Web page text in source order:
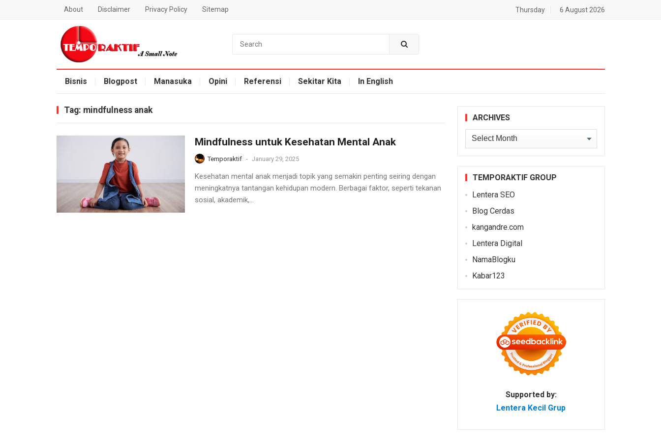
About Disclaimer Privacy Policy Sitemap Thursday 6 August 2026
Blog Temporaktif
Bisnis
Blogpost Manasuka Opini Referensi Sekitar Kita In English
Tag: mindfulness anak
Mindfulness untuk Kesehatan Mental Anak
Temporaktif - January 29, 2025
Kesehatan mental anak menjadi topik yang semakin penting seiring dengan
meningkatnya tantangan kehidupan modern. Berbagai faktor, seperti tekanan
sosial, akademik,...
ARCHIVES
Archives
TEMPORAKTIF GROUP
Lentera SEO
Blog Cerdas
kangandre.com
Lentera Digital
NamaBlogku
Kabar123
Supported by:
Lentera Kecil Grup